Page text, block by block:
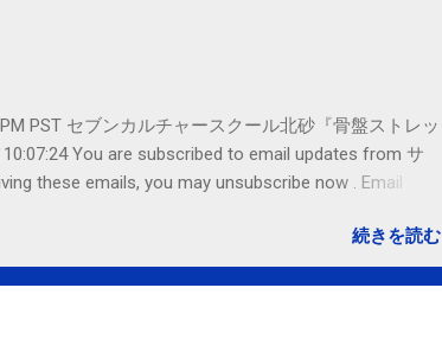
PST セブンカルチャースクール北砂『骨盤ストレッ
You are subscribed to email updates from サ
these emails, you may unsubscribe now . Email
続きを読む